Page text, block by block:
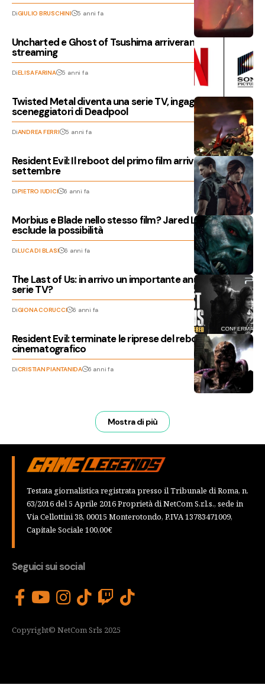
DiGIULIO BRUSCHINI 5 anni fa
Uncharted e Ghost of Tsushima arriveranno in
streaming
DiELISA FARINA 5 anni fa
Twisted Metal diventa una serie TV, ingaggiati gli
sceneggiatori di Deadpool
DiANDREA FERRI 5 anni fa
Resident Evil: Il reboot del primo film arriverà a
settembre
DiPIETRO IUDICI 6 anni fa
Morbius e Blade nello stesso film? Jared Leto non
esclude la possibilità
DiLUCA DI BLASI 6 anni fa
The Last of Us: in arrivo un importante annuncio per la
serie TV?
DiGIONA CORUCCI 6 anni fa
Resident Evil: terminate le riprese del reboot
cinematografico
DiCRISTIAN PIANTANIDA 6 anni fa
Mostra di più
Testata giornalistica registrata presso il Tribunale di Roma, n.
63/2016 del 5 Aprile 2016 Proprietà di NetCom S.r.l.s., sede in
Via Cellottini 38, 00015 Monterotondo, P.IVA 13783471009,
Capitale Sociale 100,00€
Seguici sui social
Copyright© NetCom Srls 2025